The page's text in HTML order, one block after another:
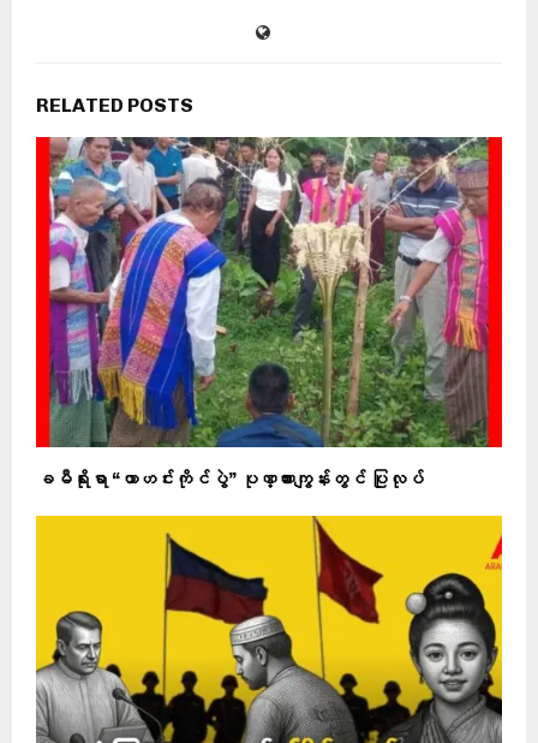
RELATED POSTS
ခမီရိုးရာ “ယာဟင်းကိုင်ပွဲ” ပုဏ္ဏားကျွန်းတွင် ပြုလုပ်